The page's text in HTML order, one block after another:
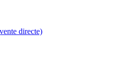
directe)